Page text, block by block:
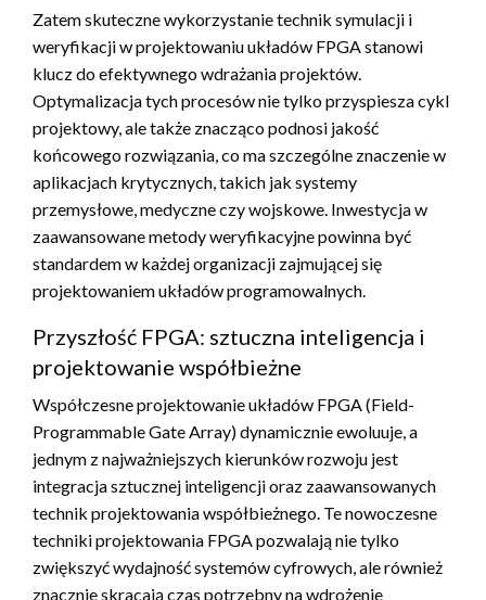
Zatem skuteczne wykorzystanie technik symulacji i
weryfikacji w projektowaniu układów FPGA stanowi
klucz do efektywnego wdrażania projektów.
Optymalizacja tych procesów nie tylko przyspiesza cykl
projektowy, ale także znacząco podnosi jakość
końcowego rozwiązania, co ma szczególne znaczenie w
aplikacjach krytycznych, takich jak systemy
przemysłowe, medyczne czy wojskowe. Inwestycja w
zaawansowane metody weryfikacyjne powinna być
standardem w każdej organizacji zajmującej się
projektowaniem układów programowalnych.
Przyszłość FPGA: sztuczna inteligencja i
projektowanie współbieżne
Współczesne projektowanie układów FPGA (Field-
Programmable Gate Array) dynamicznie ewoluuje, a
jednym z najważniejszych kierunków rozwoju jest
integracja sztucznej inteligencji oraz zaawansowanych
technik projektowania współbieżnego. Te nowoczesne
techniki projektowania FPGA pozwalają nie tylko
zwiększyć wydajność systemów cyfrowych, ale również
znacznie skracają czas potrzebny na wdrożenie